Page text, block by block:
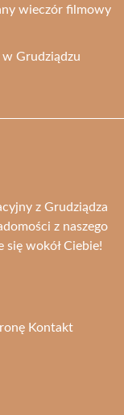
wieczór filmowy
w Grudziądzu
z Grudziądza
z naszego
się wokół Ciebie!
Kontakt